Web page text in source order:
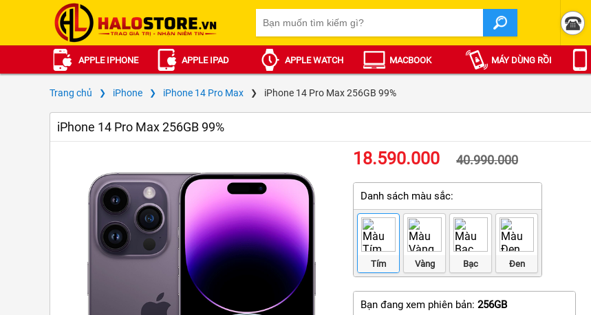
APPLE IPHONE APPLE IPAD APPLE WATCH MACBOOK MÁY DÙNG RỒI
Trang chủ iPhone iPhone 14 Pro Max iPhone 14 Pro Max 256GB 99%
iPhone 14 Pro Max 256GB 99%
18.590.000 40.990.000
Danh sách màu sắc:
Tím Vàng Bạc Đen
Bạn đang xem phiên bản: 256GB